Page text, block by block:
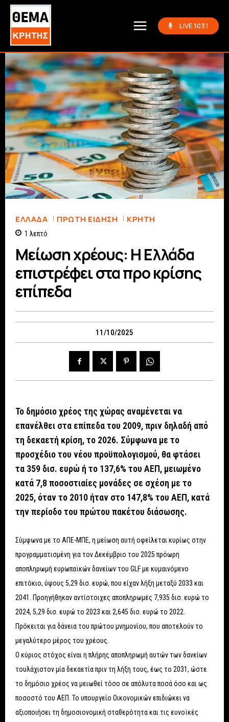
LIVE 103.1
ΕΛΛΆΔΑ ΠΡΏΤΗ ΕΊΔΗΣΗ ΚΡΗΤΗ
1 λεπτό
Μείωση χρέους: Η Ελλάδα
επιστρέφει στα προ κρίσης
επίπεδα
11/10/2025
Το δημόσιο χρέος της χώρας αναμένεται να
επανέλθει στα επίπεδα του 2009, πριν δηλαδή από
τη δεκαετή κρίση, το 2026. Σύμφωνα με το
προσχέδιο του νέου προϋπολογισμού, θα φτάσει
τα 359 δισ. ευρώ ή το 137,6% του ΑΕΠ, μειωμένο
κατά 7,8 ποσοστιαίες μονάδες σε σχέση με το
2025, όταν το 2010 ήταν στο 147,8% του ΑΕΠ, κατά
την περίοδο του πρώτου πακέτου διάσωσης.
Σύμφωνα με το ΑΠΕ-ΜΠΕ, η μείωση αυτή οφείλεται κυρίως στην
προγραμματισμένη για τον Δεκέμβριο του 2025 πρόωρη
αποπληρωμή ευρωπαϊκών δανείων του GLF με κυμαινόμενο
επιτόκιο, ύψους 5,29 δισ. ευρώ, που είχαν λήξη μεταξύ 2033 και
2041. Προηγήθηκαν αντίστοιχες αποπληρωμές 7,935 δισ. ευρώ το
2024, 5,29 δισ. ευρώ το 2023 και 2,645 δισ. ευρώ το 2022.
Πρόκειται για δάνεια του πρώτου μνημονίου, που αποτελούν το
μεγαλύτερο μέρος του χρέους.
Ο κύριος στόχος είναι η πλήρης αποπληρωμή αυτών των δανείων
τουλάχιστον μία δεκαετία πριν τη λήξη τους, έως το 2031, ώστε
το δημόσιο χρέος να μειωθεί τόσο σε απόλυτα ποσά όσο και ως
ποσοστό του ΑΕΠ. Το υπουργείο Οικονομικών επιδιώκει να
αξιοποιήσει τη δημοσιονομική σταθερότητα και τις ευνοϊκές